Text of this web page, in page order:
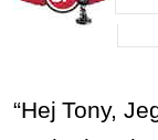
“Hej Tony,